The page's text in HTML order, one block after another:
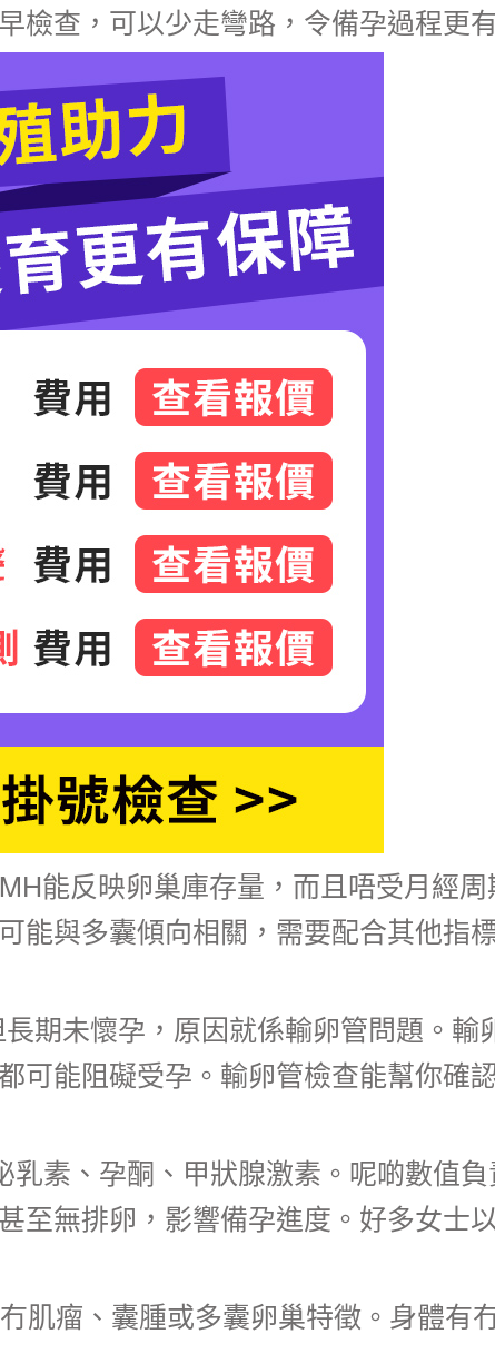
檢查，可以少走彎路，令備孕過程更
能反映卵巢庫存量，而且唔受月經
能與多囊傾向相關，需要配合其他指
期未懷孕，原因就係輸卵管問題。輸
可能阻礙受孕。輸卵管檢查能幫你確
素、孕酮、甲狀腺激素。呢啲數值
至無排卵，影響備孕進度。好多女士
肌瘤、囊腫或多囊卵巢特徵。身體有